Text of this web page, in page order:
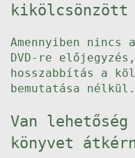
kikölcsönzött
Amennyiben nincs
DVD-re
hosszabbítás a
bemutatása nélkül.
Van
könyvet